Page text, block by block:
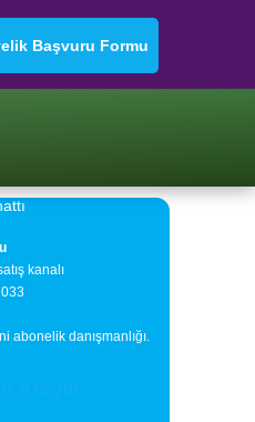
Başvuru Formu
kanalı
abonelik danışmanlığı.